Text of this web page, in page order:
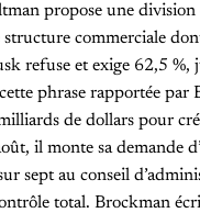
propose une division
commerciale
refuse et exige 62,5 %,
phrase rapportée par
de dollars pour
il monte sa demande
sept au conseil
total. Brockman